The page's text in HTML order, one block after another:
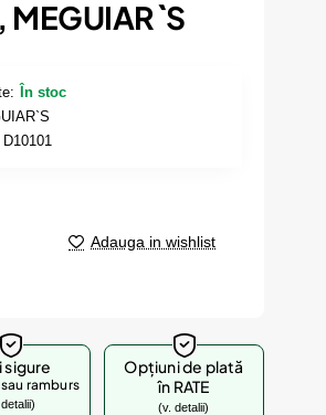
În stoc
D10101
Adauga in wishlist
sigure
ramburs
Opțiuni de plată
în RATE
(v. detalii)